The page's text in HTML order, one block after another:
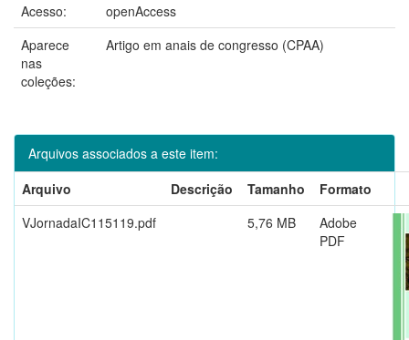
Acesso:
openAccess
Aparece
nas
coleções:
Artigo em anais de congresso (CPAA)
Arquivos associados a este item:
Arquivo
Descrição Tamanho
Formato
VJornadaIC115119.pdf
5,76 MB
Adobe
PDF